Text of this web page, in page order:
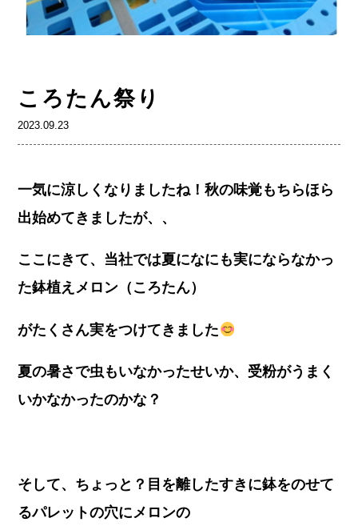
ころたん祭り
2023.09.23
一気に涼しくなりましたね！秋の味覚もちらほら
出始めてきましたが、、
ここにきて、当社では夏になにも実にならなかっ
た鉢植えメロン（ころたん）
がたくさん実をつけてきました
夏の暑さで虫もいなかったせいか、受粉がうまく
いかなかったのかな？
そして、ちょっと？目を離したすきに鉢をのせて
るパレットの穴にメロンの